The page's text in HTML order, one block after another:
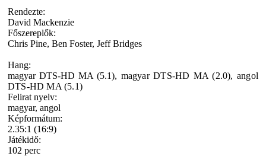
Rendezte:
David Mackenzie
Főszereplők:
Chris Pine, Ben Foster, Jeff Bridges
Hang:
magyar DTS-HD MA (5.1), magyar DTS-HD MA (2.0), angol
DTS-HD MA (5.1)
Felirat nyelv:
magyar, angol
Képformátum:
2.35:1 (16:9)
Játékidő:
102 perc